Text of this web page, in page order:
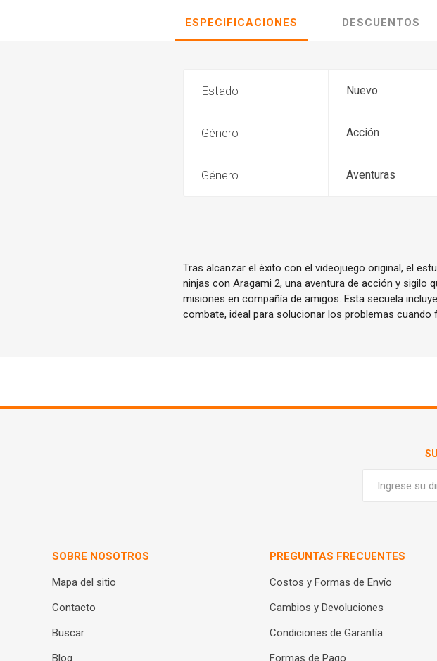
ESPECIFICACIONES DESCUENTOS
Estado Nuevo
Género Acción
Género Aventuras
Tras alcanzar el éxito con el videojuego original, el
ninjas con Aragami 2, una aventura de acción y
misiones en compañía de amigos. Esta secuela
combate, ideal para solucionar los problemas cuando
SOBRE NOSOTROS
Mapa del sitio
Contacto
Buscar
Blog
PREGUNTAS FRECUENTES
Costos y Formas de Envío
Cambios y Devoluciones
Condiciones de Garantía
Formas de Pago